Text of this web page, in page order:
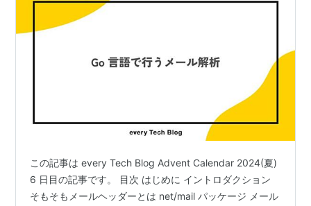
この記事は every Tech Blog Advent Calendar 2024(夏)
6 日目の記事です。 目次 はじめに イントロダクション
そもそもメールヘッダーとは net/mail パッケージ メール